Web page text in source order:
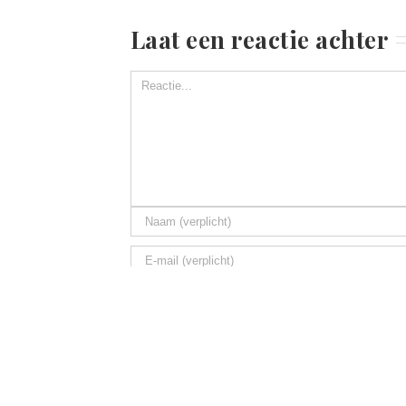
Laat een reactie achter